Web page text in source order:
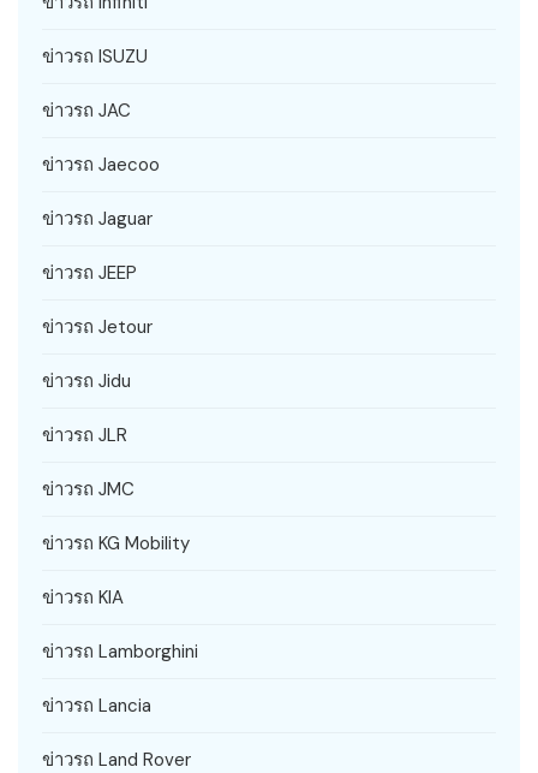
ข่าวรถ ISUZU
ข่าวรถ JAC
ข่าวรถ Jaecoo
ข่าวรถ Jaguar
ข่าวรถ JEEP
ข่าวรถ Jetour
ข่าวรถ Jidu
ข่าวรถ JLR
ข่าวรถ JMC
ข่าวรถ KG Mobility
ข่าวรถ KIA
ข่าวรถ Lamborghini
ข่าวรถ Lancia
ข่าวรถ Land Rover